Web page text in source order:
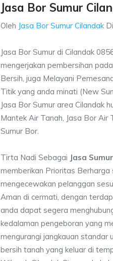
Jasa Bor Sumur
Oleh Jasa Bor Sumur Cilandak
Jasa Bor Sumur di Cilandak
mengerjakan pembersihan
Bersih, juga Melayani
Titik yang anda minati (New
Jasa Bor Sumur area Cilandak
Mantek Air Tanah, Jasa Bor Air
Sumur Bor.
Tirta Nadi Sebagai Jasa
memberikan Prioritas
mengecewakan pelanggan
Aman di cermati, dengan
anda dapat segera
kedalaman pengeboran yang
mengurangi jangkauan standar
bersih tanah yang keluar di